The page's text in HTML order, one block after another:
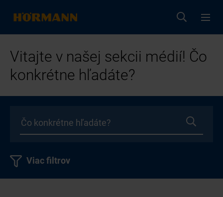
Vitajte v našej sekcii médií! Čo
konkrétne hľadáte?
Viac filtrov